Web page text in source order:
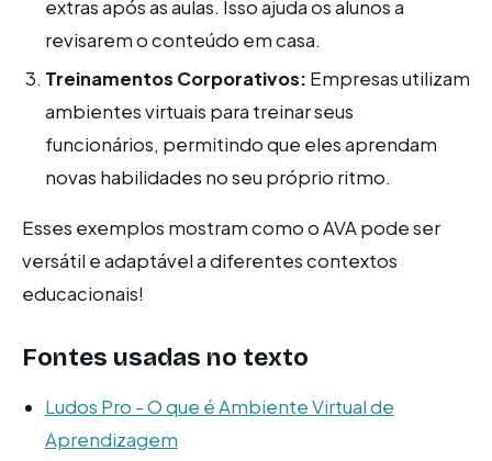
extras após as aulas. Isso ajuda os alunos a
revisarem o conteúdo em casa.
Treinamentos Corporativos: Empresas utilizam
ambientes virtuais para treinar seus
funcionários, permitindo que eles aprendam
novas habilidades no seu próprio ritmo.
Esses exemplos mostram como o AVA pode ser
versátil e adaptável a diferentes contextos
educacionais!
Fontes usadas no texto
Ludos Pro - O que é Ambiente Virtual de
Aprendizagem